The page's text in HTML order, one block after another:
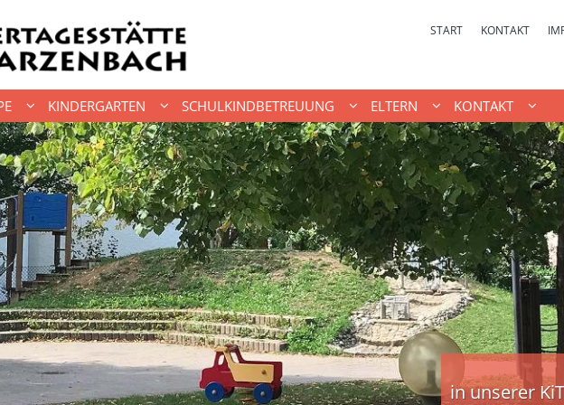
START KONTAKT
KINDERGARTEN SCHULKINDBETREUUNG ELTERN KONTAKT
in unserer